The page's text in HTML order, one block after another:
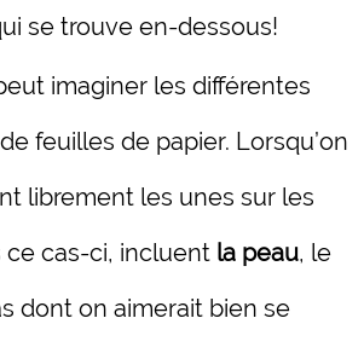
se trouve en-dessous!
imaginer les différentes
feuilles de papier. Lorsqu’on
librement les unes sur les
ce cas-ci, incluent la peau, le
dont on aimerait bien se